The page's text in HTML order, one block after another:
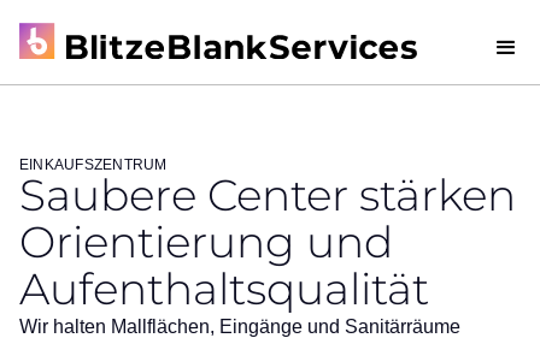
EINKAUFSZENTRUM
Saubere Center stärken
Orientierung und
Aufenthaltsqualität
Wir halten Mallflächen, Eingänge und Sanitärräume